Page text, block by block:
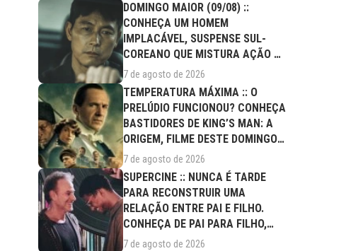
DOMINGO MAIOR (09/08) ::
CONHEÇA UM HOMEM
IMPLACÁVEL, SUSPENSE SUL-
COREANO QUE MISTURA AÇÃO E
DRAMA FAMILIAR
7 de agosto de 2026
TEMPERATURA MÁXIMA :: O
PRELÚDIO FUNCIONOU? CONHEÇA
BASTIDORES DE KING’S MAN: A
ORIGEM, FILME DESTE DOMINGO
(09/08)
7 de agosto de 2026
SUPERCINE :: NUNCA É TARDE
PARA RECONSTRUIR UMA
RELAÇÃO ENTRE PAI E FILHO.
CONHEÇA DE PAI PARA FILHO,
FILME DESTE...
7 de agosto de 2026